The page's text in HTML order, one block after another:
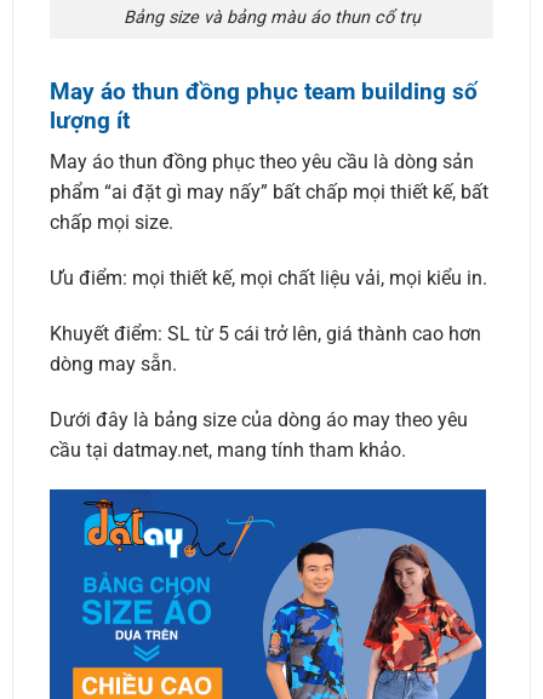
Bảng size và bảng màu áo thun cổ trụ
May áo thun đồng phục team building số
lượng ít
May áo thun đồng phục theo yêu cầu là dòng sản
phẩm “ai đặt gì may nấy” bất chấp mọi thiết kế, bất
chấp mọi size.
Ưu điểm: mọi thiết kế, mọi chất liệu vải, mọi kiểu in.
Khuyết điểm: SL từ 5 cái trở lên, giá thành cao hơn
dòng may sẵn.
Dưới đây là bảng size của dòng áo may theo yêu
cầu tại datmay.net, mang tính tham khảo.